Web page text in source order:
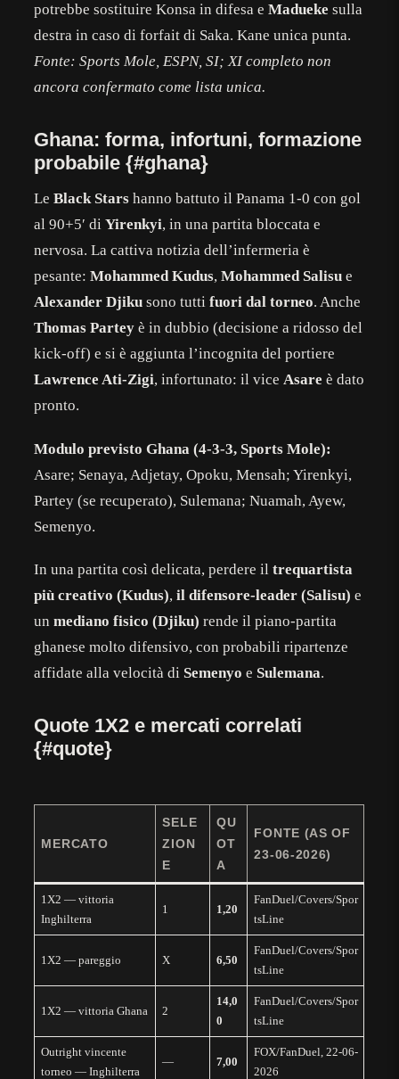
potrebbe sostituire Konsa in difesa eMadueke sulla
destra in caso di forfait di Saka. Kane unica punta.
Fonte: Sports Mole, ESPN, SI; XI completo non
ancora confermato come lista unica.
Ghana: forma, infortuni, formazione
probabile {#ghana}
LeBlack Stars hanno battuto il Panama 1-0 con gol
al 90+5′ diYirenkyi, in una partita bloccata e
nervosa. La cattiva notizia dell’infermeria è
pesante:Mohammed Kudus,Mohammed Salisu e
Alexander Djiku sono tuttifuori dal torneo. Anche
Thomas Partey è in dubbio (decisione a ridosso del
kick-off) e si è aggiunta l’incognita del portiere
Lawrence Ati-Zigi, infortunato: il viceAsare è dato
pronto.
Modulo previsto Ghana (4-3-3, Sports Mole):
Asare; Senaya, Adjetay, Opoku, Mensah; Yirenkyi,
Partey (se recuperato), Sulemana; Nuamah, Ayew,
Semenyo.
In una partita così delicata, perdere iltrequartista
più creativo (Kudus),il difensore-leader (Salisu) e
unmediano fisico (Djiku) rende il piano-partita
ghanese molto difensivo, con probabili ripartenze
affidate alla velocità di Semenyo e Sulemana.
Quote 1X2 e mercati correlati
{#quote}
MERCATO
SELE
ZION
E
QU
OT
A
FONTE (AS OF
23-06-2026)
1X2 — vittoria
Inghilterra
1 1,20
FanDuel/Covers/Spor
tsLine
1X2 — pareggio X 6,50
FanDuel/Covers/Spor
tsLine
1X2 — vittoria Ghana 2
14,0
0
FanDuel/Covers/Spor
tsLine
Outright vincente
torneo — Inghilterra
— 7,00
FOX/FanDuel, 22-06-
2026